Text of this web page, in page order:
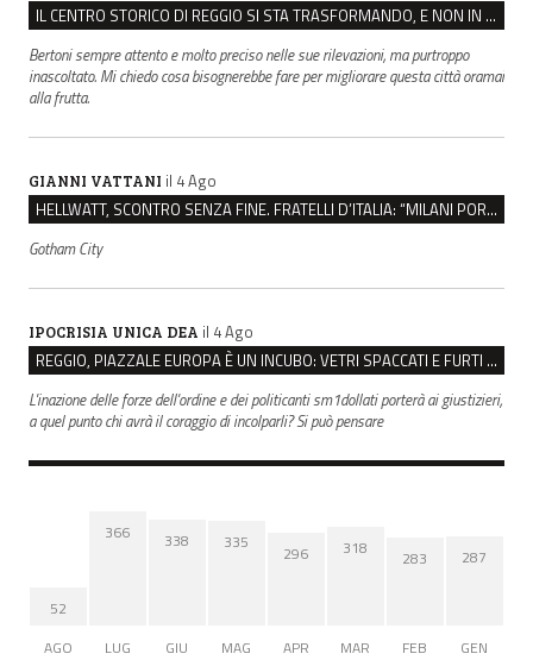
IL CENTRO STORICO DI REGGIO SI STA TRASFORMANDO, E NON IN MEGLIO
Bertoni sempre attento e molto preciso nelle sue rilevazioni, ma purtroppo
inascoltato. Mi chiedo cosa bisognerebbe fare per migliorare questa città oramai
alla frutta.
GIANNI VATTANI il 4 Ago
HELLWATT, SCONTRO SENZA FINE. FRATELLI D’ITALIA: “MILANI PORTA DOCUMENTI, DE FRANCO INSULTI”
Gotham City
IPOCRISIA UNICA DEA il 4 Ago
REGGIO, PIAZZALE EUROPA È UN INCUBO: VETRI SPACCATI E FURTI SULLE AUTO IN SOSTA
L'inazione delle forze dell'ordine e dei politicanti sm1dollati porterà ai giustizieri,
a quel punto chi avrà il coraggio di incolparli? Si può pensare
52
AGO
366
LUG
338
GIU
335
MAG
296
APR
318
MAR
283
FEB
287
GEN